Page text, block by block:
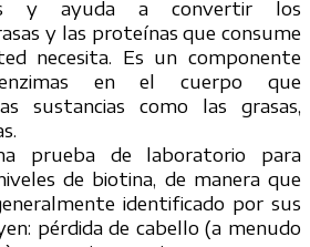
y ayuda a convertir los
y las proteínas que consume
necesita. Es un componente
en el cuerpo que
sustancias como las grasas,
prueba de laboratorio para
de biotina, de manera que
identificado por sus
pérdida de cabello (a menudo